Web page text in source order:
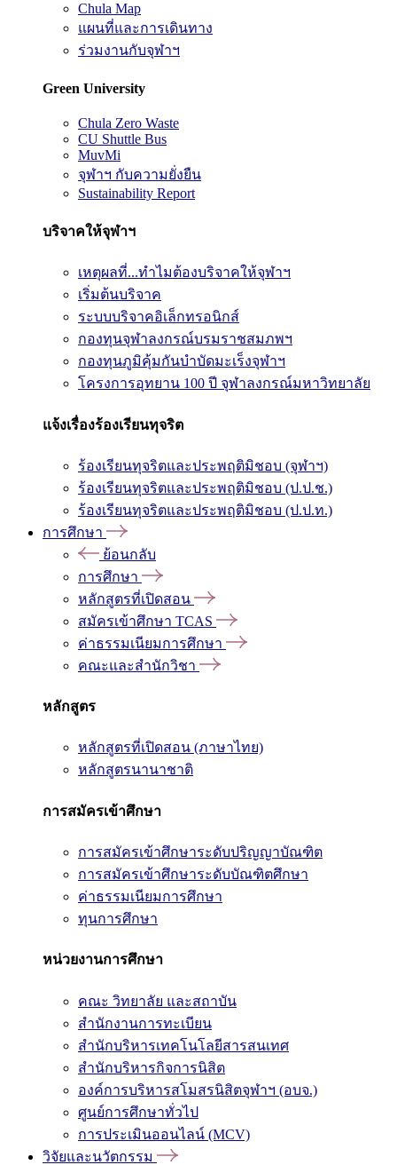
Chula Map
แผนที่และการเดินทาง
ร่วมงานกับจุฬาฯ
Green University
Chula Zero Waste
CU Shuttle Bus
MuvMi
จุฬาฯ กับความยั่งยืน
Sustainability Report
บริจาคให้จุฬาฯ
เหตุผลที่...ทำไมต้องบริจาคให้จุฬาฯ
เริ่มต้นบริจาค
ระบบบริจาคอิเล็กทรอนิกส์
กองทุนจุฬาลงกรณ์บรมราชสมภพฯ
กองทุนภูมิคุ้มกันบำบัดมะเร็งจุฬาฯ
โครงการอุทยาน 100 ปี จุฬาลงกรณ์มหาวิทยาลัย
แจ้งเรื่องร้องเรียนทุจริต
ร้องเรียนทุจริตและประพฤติมิชอบ (จุฬาฯ)
ร้องเรียนทุจริตและประพฤติมิชอบ (ป.ป.ช.)
ร้องเรียนทุจริตและประพฤติมิชอบ (ป.ป.ท.)
การศึกษา
ย้อนกลับ
การศึกษา
หลักสูตรที่เปิดสอน
สมัครเข้าศึกษา TCAS
ค่าธรรมเนียมการศึกษา
คณะและสำนักวิชา
หลักสูตร
หลักสูตรที่เปิดสอน (ภาษาไทย)
หลักสูตรนานาชาติ
การสมัครเข้าศึกษา
การสมัครเข้าศึกษาระดับปริญญาบัณฑิต
การสมัครเข้าศึกษาระดับบัณฑิตศึกษา
ค่าธรรมเนียมการศึกษา
ทุนการศึกษา
หน่วยงานการศึกษา
คณะ วิทยาลัย และสถาบัน
สำนักงานการทะเบียน
สำนักบริหารเทคโนโลยีสารสนเทศ
สำนักบริหารกิจการนิสิต
องค์การบริหารสโมสรนิสิตจุฬาฯ (อบจ.)
ศูนย์การศึกษาทั่วไป
การประเมินออนไลน์ (MCV)
วิจัยและนวัตกรรม